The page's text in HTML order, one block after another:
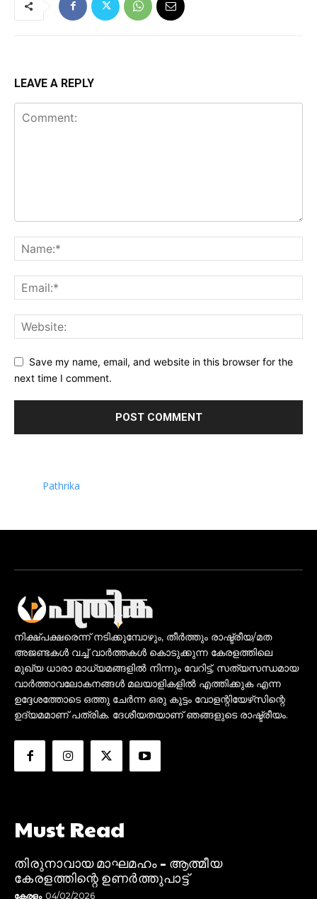
LEAVE A REPLY
Save my name, email, and website in this browser for the
next time I comment.
Pathrika
നിക്ഷ്പക്ഷരെന്ന് നടിക്കുമ്പോഴും, തീർത്തും രാഷ്ട്രീയ/മത
അജണ്ടകൾ വച്ച് വാർത്തകൾ കൊടുക്കുന്ന കേരളത്തിലെ
മുഖ്യ ധാരാ മാധ്യമങ്ങളിൽ നിന്നും വേറിട്ട്, സത്യസന്ധമായ
വാർത്താവലോകനങ്ങൾ മലയാളികളിൽ എത്തിക്കുക എന്ന
ഉദ്ദേശത്തോടെ ഒത്തു ചേർന്ന ഒരു കൂട്ടം വോളന്റിയേഴ്‌സിന്റെ
ഉദ്യമമാണ് പത്രിക. ദേശീയതയാണ് ഞങ്ങളുടെ രാഷ്ട്രീയം.
Must Read
തിരുനാവായ മാഘമഹം – ആത്മീയ
കേരളത്തിന്റെ ഉണർത്തുപാട്ട്
കേരളം 04/02/2026